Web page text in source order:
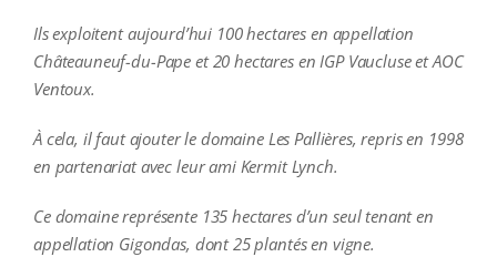
Ils exploitent aujourd’hui 100 hectares en appellation
Châteauneuf-du-Pape et 20 hectares en IGP Vaucluse et AOC
Ventoux.
À cela, il faut ajouter le domaine Les Pallières, repris en 1998
en partenariat avec leur ami Kermit Lynch.
Ce domaine représente 135 hectares d’un seul tenant en
appellation Gigondas, dont 25 plantés en vigne.